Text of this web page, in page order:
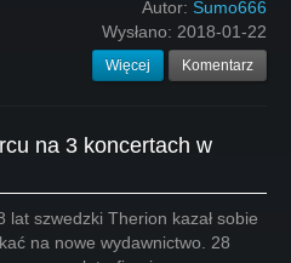
Autor: Sumo666
Wysłano: 2018-01-22
Więcej Komentarz
na 3 koncertach w
lat szwedzki Therion kazał sobie
na nowe wydawnictwo. 28